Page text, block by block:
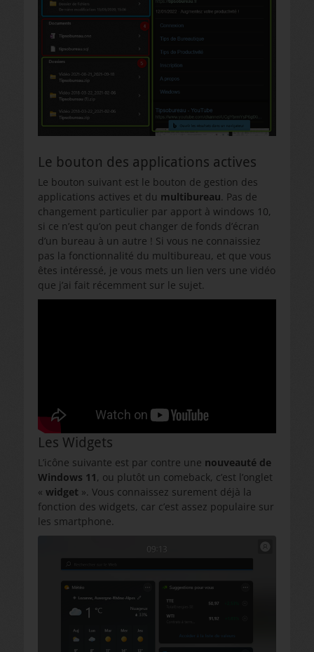
Le bouton des applications actives
Le bouton suivant est le bouton de gestion des
applications actives et du multibureau. Pas de
changement particulier par apport à windows 10,
si ce n’est qu’on peut changer de fonds d’écran
d’un bureau à un autre ! Si vous ne connaissiez
pas la fonctionnalité du multibureau, et que vous
êtes intéressé, je vous mets un lien vers une vidéo
que j’ai fait récemment sur le sujet.
Les Widgets
L’icône suivante est par contre une nouveauté de
Windows 11, ou plutôt un comeback, c’est l’onglet
« widget ». Vous connaissez surement déjà la
fonction des widgets, car c’est assez populaire sur
les smartphone.